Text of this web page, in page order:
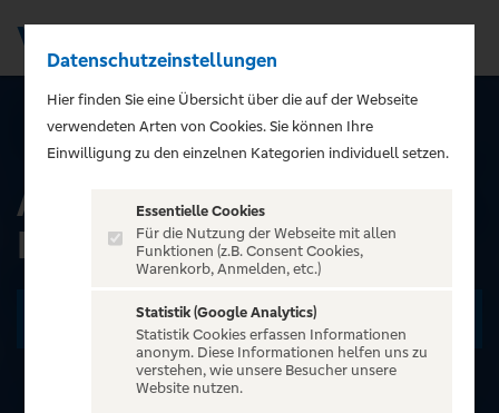
ALLE EVENTS
Atze Schröder -
Lovemachine
Zu den Terminen
Datenschutzeinstellungen
Hier finden Sie eine Übersicht über die auf der Webseite
verwendeten Arten von Cookies. Sie können Ihre
Einwilligung zu den einzelnen Kategorien individuell setzen.
Essentielle Cookies
Für die Nutzung der Webseite mit allen
Funktionen (z.B. Consent Cookies,
Warenkorb, Anmelden, etc.)
Statistik (Google Analytics)
Statistik Cookies erfassen Informationen
anonym. Diese Informationen helfen uns zu
verstehen, wie unsere Besucher unsere
Website nutzen.